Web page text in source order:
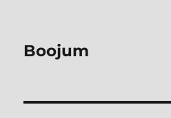
Boojum